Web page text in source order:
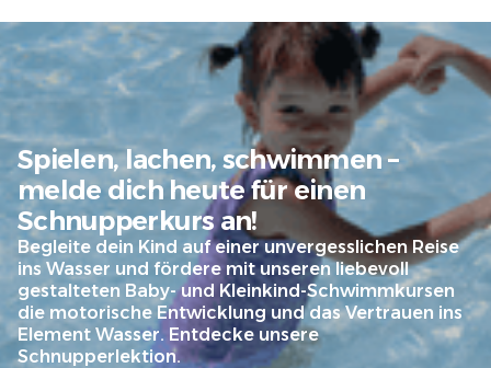
Spielen, lachen, schwimmen –
melde dich heute für einen
Schnupperkurs an!
Begleite dein Kind auf einer unvergesslichen Reise
ins Wasser und fördere mit unseren liebevoll
gestalteten Baby- und Kleinkind-Schwimmkursen
die motorische Entwicklung und das Vertrauen ins
Element Wasser. Entdecke unsere
Schnupperlektion.